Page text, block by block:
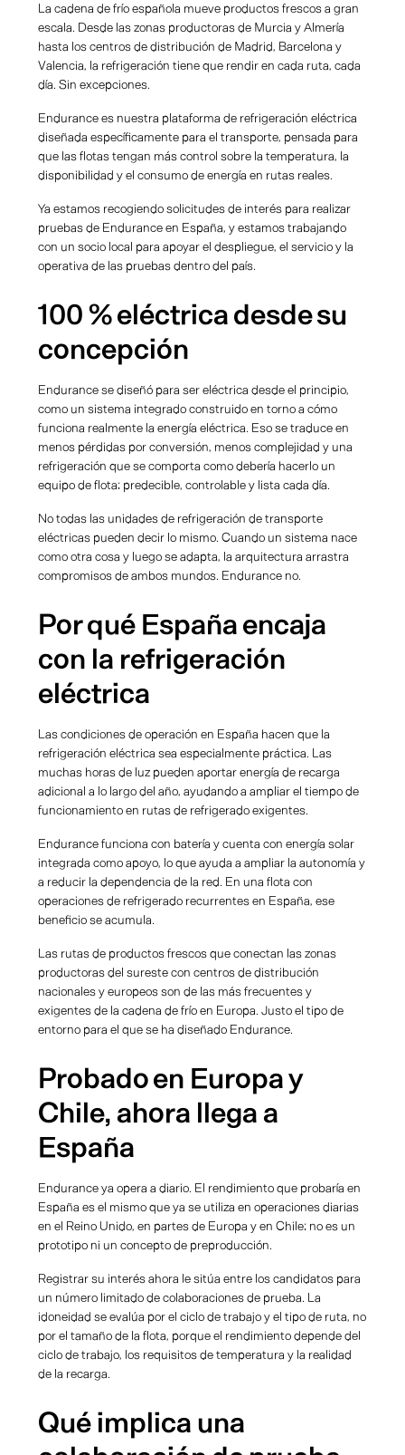
La cadena de frío española mueve productos frescos a gran
escala. Desde las zonas productoras de Murcia y Almería
hasta los centros de distribución de Madrid, Barcelona y
Valencia, la refrigeración tiene que rendir en cada ruta, cada
día. Sin excepciones.
Endurance es nuestra plataforma de refrigeración eléctrica
diseñada específicamente para el transporte, pensada para
que las flotas tengan más control sobre la temperatura, la
disponibilidad y el consumo de energía en rutas reales.
Ya estamos recogiendo solicitudes de interés para realizar
pruebas de Endurance en España, y estamos trabajando
con un socio local para apoyar el despliegue, el servicio y la
operativa de las pruebas dentro del país.
100 % eléctrica desde su
concepción
Endurance se diseñó para ser eléctrica desde el principio,
como un sistema integrado construido en torno a cómo
funciona realmente la energía eléctrica. Eso se traduce en
menos pérdidas por conversión, menos complejidad y una
refrigeración que se comporta como debería hacerlo un
equipo de flota: predecible, controlable y lista cada día.
No todas las unidades de refrigeración de transporte
eléctricas pueden decir lo mismo. Cuando un sistema nace
como otra cosa y luego se adapta, la arquitectura arrastra
compromisos de ambos mundos. Endurance no.
Por qué España encaja
con la refrigeración
eléctrica
Las condiciones de operación en España hacen que la
refrigeración eléctrica sea especialmente práctica. Las
muchas horas de luz pueden aportar energía de recarga
adicional a lo largo del año, ayudando a ampliar el tiempo de
funcionamiento en rutas de refrigerado exigentes.
Endurance funciona con batería y cuenta con energía solar
integrada como apoyo, lo que ayuda a ampliar la autonomía y
a reducir la dependencia de la red. En una flota con
operaciones de refrigerado recurrentes en España, ese
beneficio se acumula.
Las rutas de productos frescos que conectan las zonas
productoras del sureste con centros de distribución
nacionales y europeos son de las más frecuentes y
exigentes de la cadena de frío en Europa. Justo el tipo de
entorno para el que se ha diseñado Endurance.
Probado en Europa y
Chile, ahora llega a
España
Endurance ya opera a diario. El rendimiento que probaría en
España es el mismo que ya se utiliza en operaciones diarias
en el Reino Unido, en partes de Europa y en Chile: no es un
prototipo ni un concepto de preproducción.
Registrar su interés ahora le sitúa entre los candidatos para
un número limitado de colaboraciones de prueba. La
idoneidad se evalúa por el ciclo de trabajo y el tipo de ruta, no
por el tamaño de la flota, porque el rendimiento depende del
ciclo de trabajo, los requisitos de temperatura y la realidad
de la recarga.
Qué implica una